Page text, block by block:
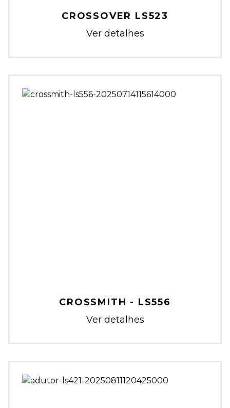
CROSSOVER LS523
Ver detalhes
CROSSMITH - LS556
Ver detalhes